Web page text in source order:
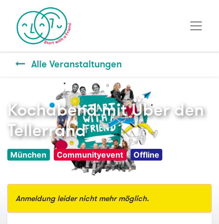
Alle Veranstaltungen
Kochabend mit Über den
Tellerrand
München Communityevent Offline
Anmeldung leider nicht mehr möglich.